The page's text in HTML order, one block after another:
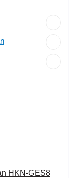
HKN-GES8